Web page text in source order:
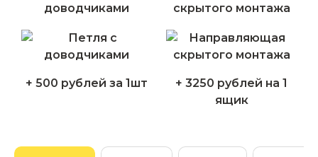
доводчиками
+ 500 рублей за 1шт
скрытого монтажа
+ 3250 рублей на 1
ящик